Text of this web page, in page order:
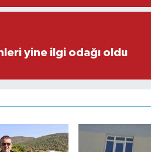
yine ilgi odağı oldu